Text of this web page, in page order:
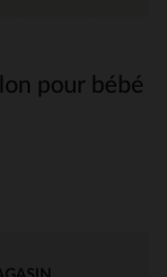
pour bébé